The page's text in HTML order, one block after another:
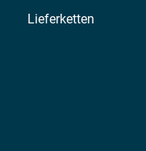
Lieferketten